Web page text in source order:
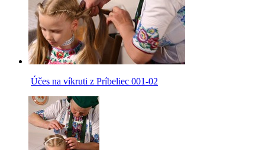
Účes na víkruti z Príbeliec 001-02